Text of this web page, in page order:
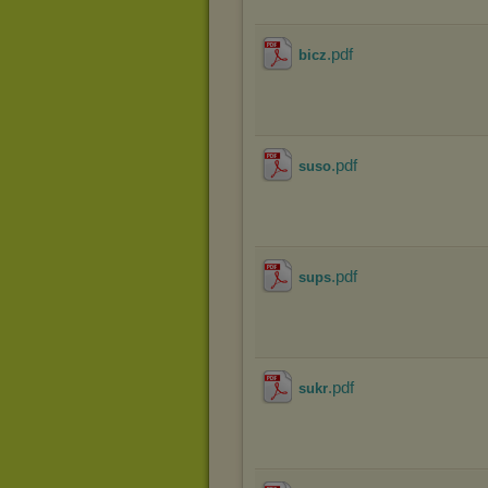
bicz.pdf
suso.pdf
sups.pdf
sukr.pdf